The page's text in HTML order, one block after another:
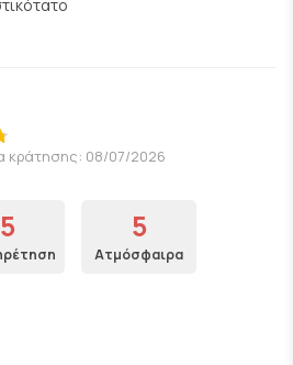
κράτησης: 08/07/2026
5 5
Ατμόσφαιρα